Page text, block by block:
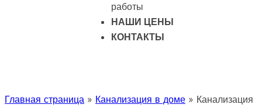
работы
НАШИ ЦЕНЫ
КОНТАКТЫ
Главная страница » Канализация в доме » Канализация